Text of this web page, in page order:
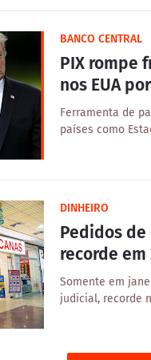
BANCO CENTRAL
PIX rompe
nos EUA
Ferramenta de
países como
DINHEIRO
Pedidos
recorde em
Somente em
judicial, recorde